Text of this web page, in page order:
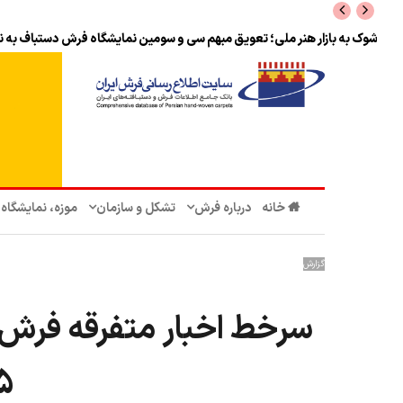
پرونده تحلیلی
خانه درباره فرش تشکل‌ و سازمان‌ موزه،
گزارش
سرخط اخبار متفرقه